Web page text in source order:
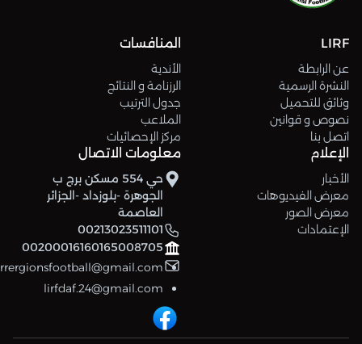
LIRF
عن الرابطة
النشرة الرسمية
وثائق للتحميل
نصوص و قوانين
اتصل بنا
المنافسات
الأندية
الرزنامة و النتائج
جدول الترتيب
الملاعب
مركز الإحصائيات
الإعلام
الأخبار
معرض الفيديوهات
معرض الصور
الإعتمادات
معلومات الاتصال
حي 554 مسكن برج ب
الجوهرة -بلوزداد -الجزائر
العاصمة
00213023511101
00200016160165008705
lirfdaf.24@gmail.com